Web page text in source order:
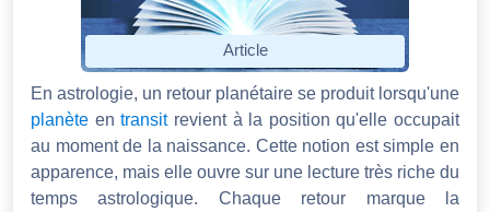
Article
En astrologie, un retour planétaire se produit lorsqu'une
planète entransitrevient à la position qu'elle occupait
au moment de la naissance. Cette notion est simple en
apparence, mais elle ouvre sur une lecture très riche du
temps astrologique. Chaque retour marque la